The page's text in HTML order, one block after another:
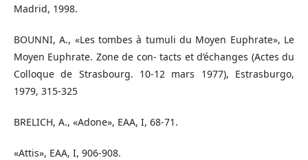
Madrid, 1998.
BOUNNI, A., «Les tombes à tumuli du Moyen Euphrate», Le
Moyen Euphrate. Zone de con- tacts et d’échanges (Actes du
Colloque de Strasbourg. 10-12 mars 1977), Estrasburgo,
1979, 315-325
BRELICH, A., «Adone», EAA, I, 68-71.
«Attis», EAA, I, 906-908.